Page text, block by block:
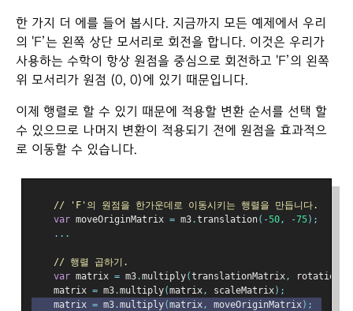
한 가지 더 에를 들어 봅시다. 지금까지 모든 예제에서 우리
의 'F’는 왼쪽 상단 모서리로 회전을 합니다. 이것은 우리가
사용하는 수학이 항상 원점을 중심으로 회전하고 'F’의 왼쪽
위 모서리가 원점 (0, 0)에 있기 때문입니다.
이제 행렬로 할 수 있기 때문에 적용할 변환 순서를 선택 할
수 있으므로 나머지 변환이 적용되기 전에 원점을 효과적으
로 이동할 수 있습니다.
// 'F'의 원점을 한가운데로 이동시키는 행렬을 만듭니다.
var moveOriginMatrix = m3.translation(-50, -75);
...
// 행렬 곱하기.
var matrix = m3.multiply(translationMatrix,
    matrix
= m3.multiply(matrix, scaleMatrix);
    matrix
= m3 .multiply(matrix, moveOriginMatrix);